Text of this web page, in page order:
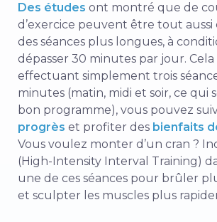
Des études ont montré que de
d’exercice peuvent être tout aussi
des séances plus longues, à
dépasser 30 minutes par jour. Cela
effectuant simplement trois
minutes (matin, midi et soir, ce qui
bon programme), vous pouvez
progrès et profiter des bienfaits
Vous voulez monter d’un cran ?
(High-Intensity Interval Training)
une de ces séances pour brûler
et sculpter les muscles plus